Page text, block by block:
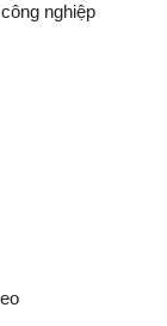
nghiệp